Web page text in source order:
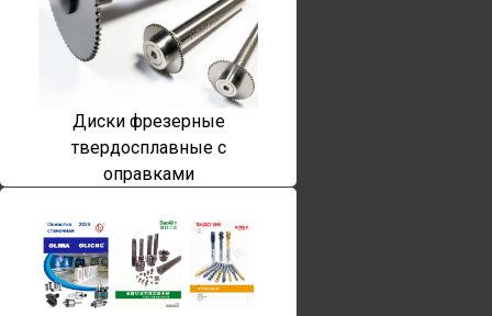
Диски фрезерные
твердосплавные с
оправками